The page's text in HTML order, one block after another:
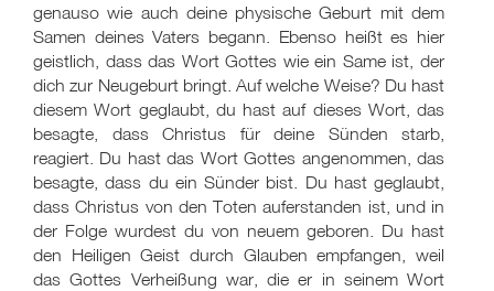
genauso wie auch deine physische Geburt mit dem
Samen deines Vaters begann. Ebenso heißt es hier
geistlich, dass das Wort Gottes wie ein Same ist, der
dich zur Neugeburt bringt. Auf welche Weise? Du hast
diesem Wort geglaubt, du hast auf dieses Wort, das
besagte, dass Christus für deine Sünden starb,
reagiert. Du hast das Wort Gottes angenommen, das
besagte, dass du ein Sünder bist. Du hast geglaubt,
dass Christus von den Toten auferstanden ist, und in
der Folge wurdest du von neuem geboren. Du hast
den Heiligen Geist durch Glauben empfangen, weil
das Gottes Verheißung war, die er in seinem Wort